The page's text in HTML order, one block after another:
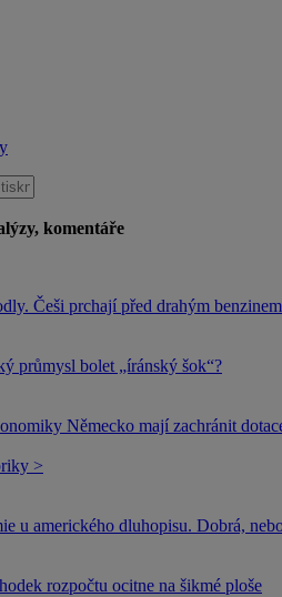
komentáře
Češi prchají před drahým
průmysl bolet „íránský šok“?
Německo mají zachránit
>
u amerického dluhopisu. Dobrá,
rozpočtu ocitne na šikmé ploše